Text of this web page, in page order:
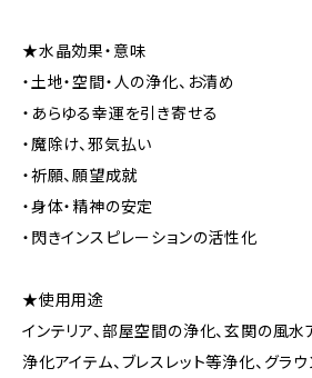
★水晶効果・意味
・土地・空間・人の浄化、お清め
・あらゆる幸運を引き寄せる
・魔除け、邪気払い
・祈願、願望成就
・身体・精神の安定
・閃きインスピレーションの活性化
★使用用途
インテリア、部屋空間の浄化、玄関の風水
浄化アイテム、ブレスレット等浄化、グラ